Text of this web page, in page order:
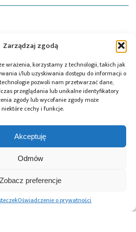
Zarządzaj zgodą
wrażenia, korzystamy z technologii, takich jak
i/lub uzyskiwania dostępu do informacji o
pozwoli nam przetwarzać dane,
przeglądania lub unikalne identyfikatory
zgody lub wycofanie zgody może
cechy i funkcje.
Akceptuję
Odmów
Zobacz preferencje
Oświadczenie o prywatności
i Micron
masowej
centrów
z Hailo w zakresie